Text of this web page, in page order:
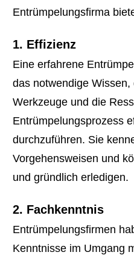
Entrümpelungsfirma
1. Effizienz
Eine erfahrene
das notwendige Wissen,
Werkzeuge und die
Entrümpelungsprozess
durchzuführen. Sie
Vorgehensweisen und
und gründlich erledigen.
2. Fachkenntnis
Entrümpelungsfirmen
Kenntnisse im Umgang